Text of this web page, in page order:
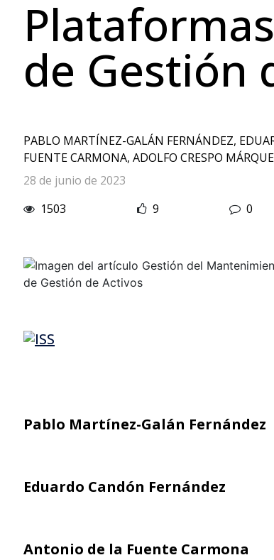
de Gestión
PABLO MARTÍNEZ-GALÁN FERNÁNDEZ,
FUENTE CARMONA, ADOLFO CRESPO
28 de junio de 2023
1503
9 0
Pablo Martínez-Galán Fernández
Eduardo Candón Fernández
Antonio de la Fuente Carmona